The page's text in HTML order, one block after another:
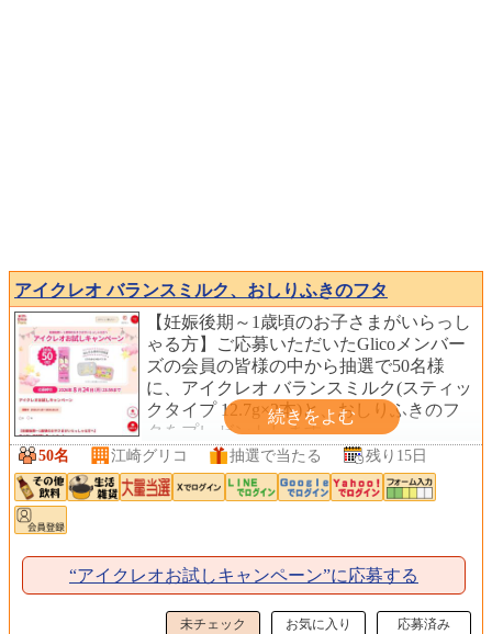
アイクレオ バランスミルク、おしりふきのフタ
【妊娠後期～1歳頃のお子さまがいらっし
ゃる方】ご応募いただいたGlicoメンバー
ズの会員の皆様の中から抽選で50名様
に、アイクレオ バランスミルク(スティッ
クタイプ 12.7g×2本)と、おしりふきのフ
タをプレゼントします。
50名 江崎グリコ 抽選で当たる 残り15日
“アイクレオお試しキャンペーン”に応募する
未チェック お気に入り 応募済み